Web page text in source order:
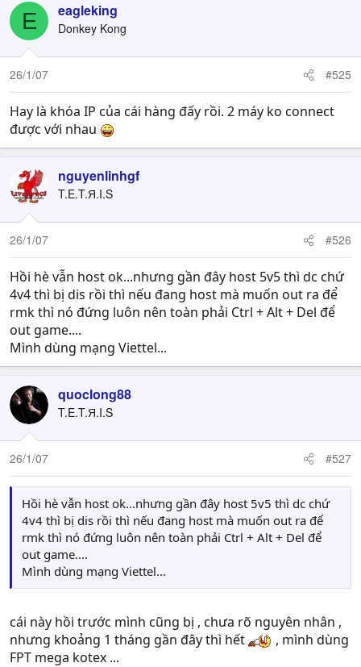
E eagleking
Donkey Kong
26/1/07 #525
Hay là khóa IP của cái hàng đấy rồi. 2 máy ko connect
được với nhau
nguyenlinhgf
T.E.T.Я.I.S
26/1/07 #526
Hồi hè vẫn host ok...nhưng gần đây host 5v5 thì dc chứ
4v4 thì bị dis rồi thì nếu đang host mà muốn out ra để
rmk thì nó đứng luôn nên toàn phải Ctrl + Alt + Del để
out game....
Mình dùng mạng Viettel...
quoclong88
T.E.T.Я.I.S
26/1/07 #527
Hồi hè vẫn host ok...nhưng gần đây host 5v5 thì dc chứ
4v4 thì bị dis rồi thì nếu đang host mà muốn out ra để
rmk thì nó đứng luôn nên toàn phải Ctrl + Alt + Del để
out game....
Mình dùng mạng Viettel...
cái này hồi trước mình cũng bị , chưa rõ nguyên nhân ,
nhưng khoảng 1 tháng gần đây thì hết
, mình dùng
FPT mega kotex ...